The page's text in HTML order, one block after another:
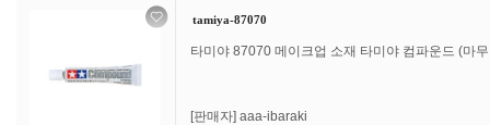
tamiya-87070
타미야 87070 메이크업 소재 타미야 컴파운드 (마
[판매자] aaa-ibaraki